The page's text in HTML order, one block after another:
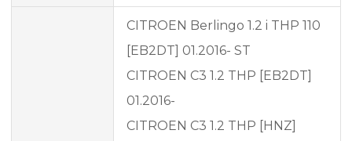
CITROEN Berlingo 1.2 i THP 110
[EB2DT] 01.2016- ST
CITROEN C3 1.2 THP [EB2DT]
01.2016-
CITROEN C3 1.2 THP [HNZ]